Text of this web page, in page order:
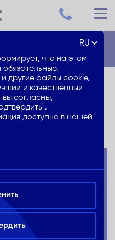
Spice
месте
RU
что на этом
другие файлы cookie,
и качественный
вы согласны,
доступна в нашей